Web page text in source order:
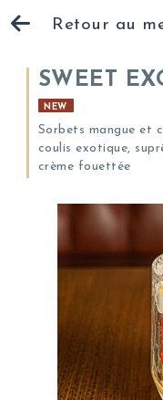
Retour au
SWEET
NEW
Sorbets mangue et
coulis exotique,
crème fouettée